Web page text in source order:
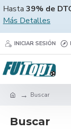
Hasta 39% de
Más Detalles
INICIAR SESIÓN
Buscar
Buscar